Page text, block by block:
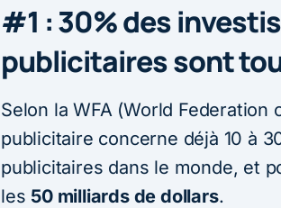
#1 : 30% des
publicitaires sont
Selon la WFA (World
publicitaire concerne déjà 10 à
publicitaires dans le monde, et
les 50 milliards de dollars.